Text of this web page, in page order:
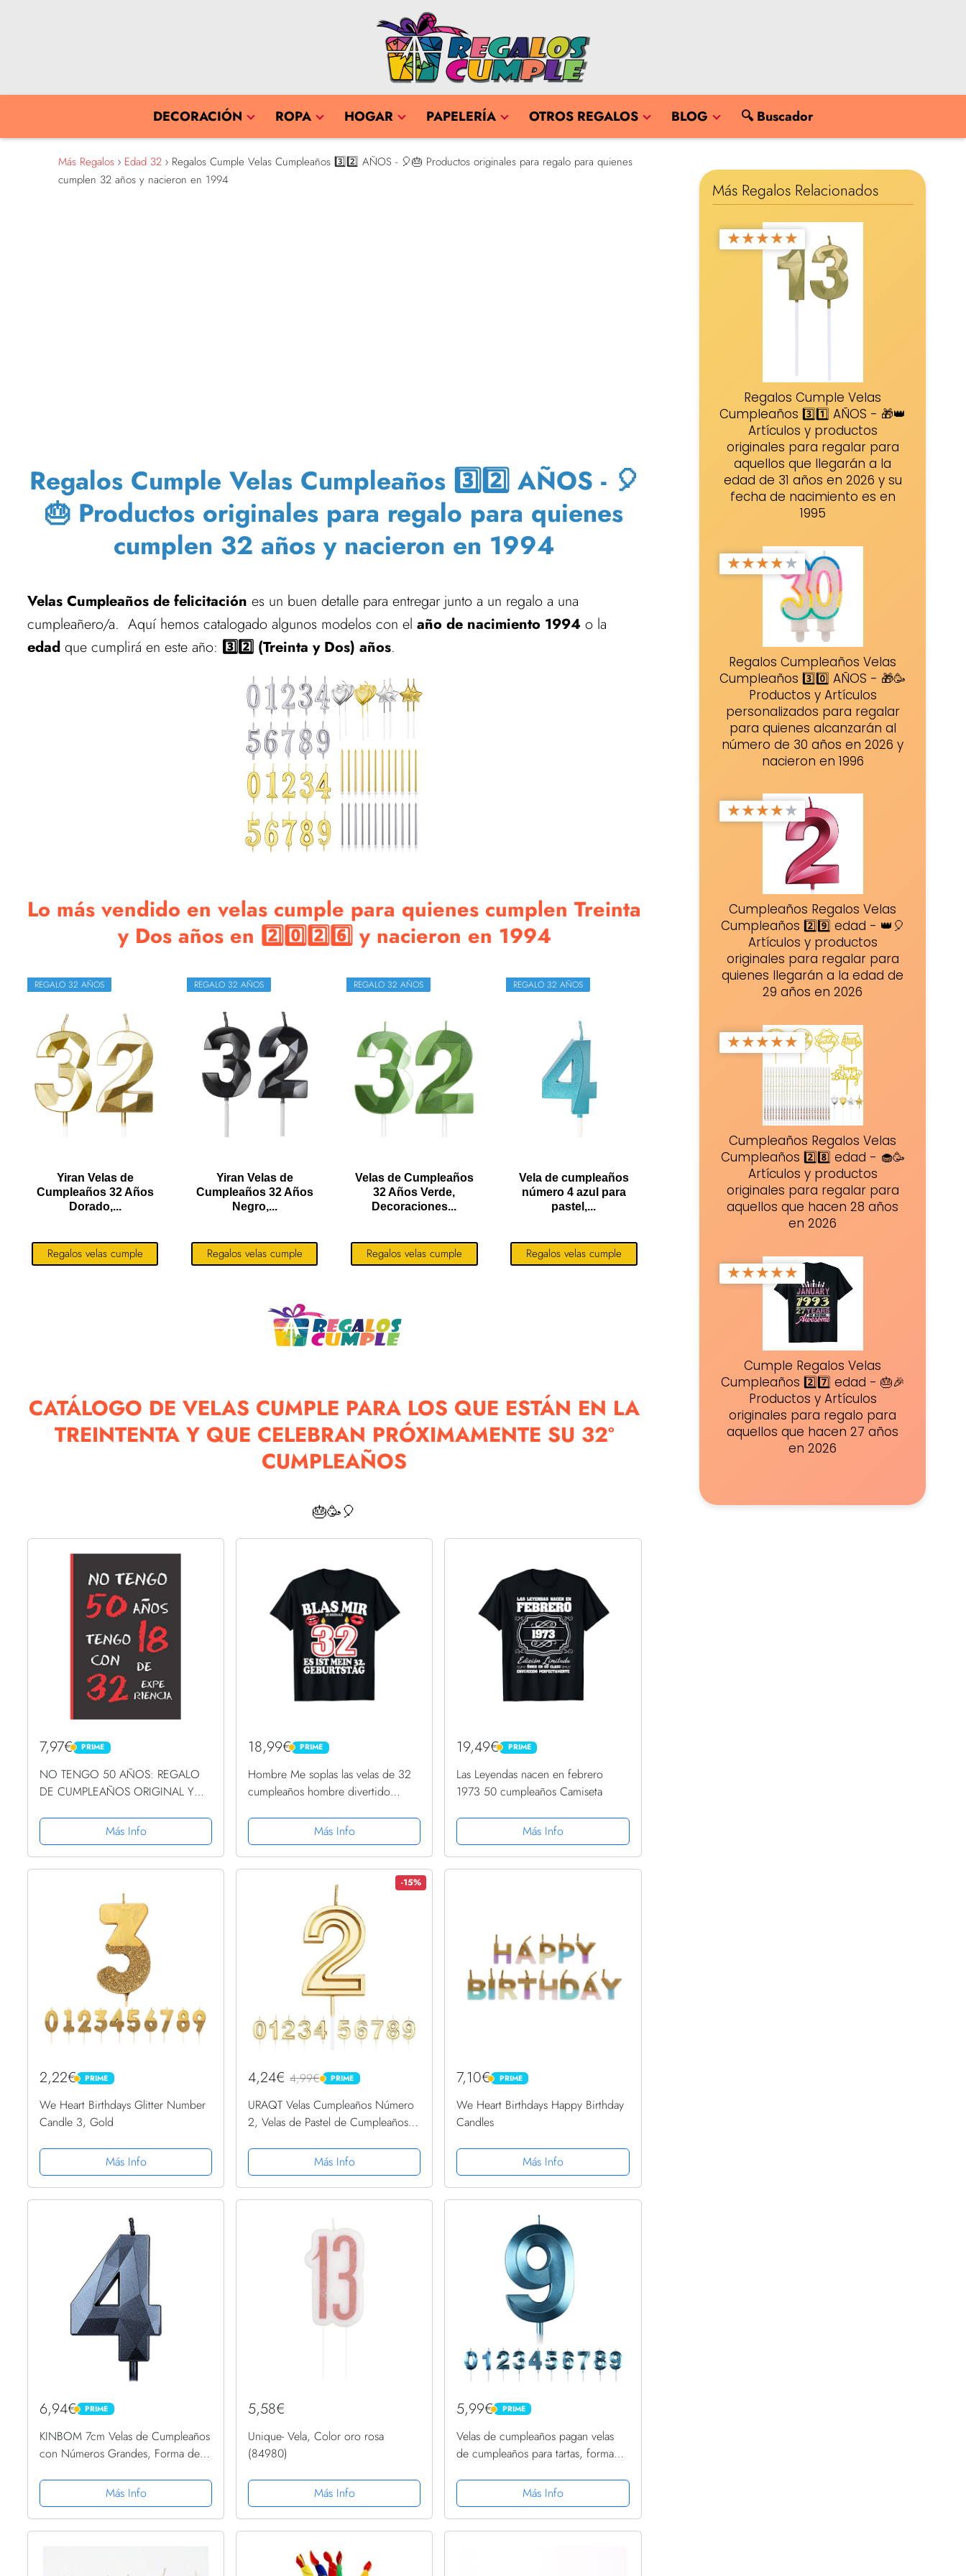
DECORACIÓN ROPA HOGAR PAPELERÍA OTROS REGALOS BLOG 🔍 Buscador
Más Regalos Edad 32
Regalos Cumple Velas Cumpleaños 3️⃣2️⃣ AÑOS - 🎈🎂 Productos originales para regalo para quienes
cumplen 32 años y nacieron en 1994
Regalos Cumple Velas Cumpleaños 3️⃣2️⃣ AÑOS - 🎈
🎂 Productos originales para regalo para quienes
cumplen 32 años y nacieron en 1994
Velas Cumpleaños de felicitación es un buen detalle para entregar junto a un regalo a una
cumpleañero/a. Aquí hemos catalogado algunos modelos con el año de nacimiento 1994 o la
edad que cumplirá en este año: 3️⃣2️⃣ (Treinta y Dos) años.
Lo más vendido en velas cumple para quienes cumplen Treinta
y Dos años en 2️⃣0️⃣2️⃣6️⃣ y nacieron en 1994
REGALO 32 AÑOS
Yiran Velas de
Cumpleaños 32 Años
Dorado,...
Regalos velas cumple
REGALO 32 AÑOS
Yiran Velas de
Cumpleaños 32 Años
Negro,...
Regalos velas cumple
REGALO 32 AÑOS
Velas de Cumpleaños
32 Años Verde,
Decoraciones...
Regalos velas cumple
REGALO 32 AÑOS
Vela de cumpleaños
número 4 azul para
pastel,...
Regalos velas cumple
CATÁLOGO DE VELAS CUMPLE PARA LOS QUE ESTÁN EN LA
TREINTENTA Y QUE CELEBRAN PRÓXIMAMENTE SU 32º
CUMPLEAÑOS
🎂🥳🎈
7,97€ PRIME
PRIME
NO TENGO 50 AÑOS: REGALO
DE CUMPLEAÑOS ORIGINAL Y
DE NOTAS, APUNTES O AGENDA.
Más Info
18,99€ PRIME
PRIME
Hombre Me soplas las velas de 32
cumpleaños hombre divertido
Más Info
19,49€ PRIME
PRIME
Las Leyendas nacen en febrero
1973 50 cumpleaños Camiseta
Más Info
2,22€ PRIME
PRIME
We Heart Birthdays Glitter Number
Candle 3, Gold
Más Info
-15%
4,24€4,99€ PRIME
PRIME
URAQT Velas Cumpleaños Número
2, Velas de Pastel de Cumpleaños,
Cumpleaños/Aniversario de
Bodas/Fiesta de Graduación,
Número 0-9 para Elegir…
Más Info
7,10€ PRIME
PRIME
We Heart Birthdays Happy Birthday
Candles
Más Info
6,94€ PRIME
PRIME
KINBOM 7cm Velas de Cumpleaños
con Números Grandes, Forma de
Numeros Decoración para Tartas
para Bodas Aniversarios Fiestas
de...
Más Info
5,58€
Unique- Vela, Color oro rosa
(84980)
Más Info
5,99€ PRIME
PRIME
Velas de cumpleaños pagan velas
de cumpleaños para tartas, forma
4, 5, 6, 7, 8, 9, decoración de
decoración de pastel...
Más Info
Más Regalos Relacionados
★★★★★
Regalos Cumple Velas
Cumpleaños 3️⃣1️⃣ AÑOS - 🎁👑
Artículos y productos
originales para regalar para
aquellos que llegarán a la
edad de 31 años en 2026 y su
fecha de nacimiento es en
1995
★★★★★
Regalos Cumpleaños Velas
Cumpleaños 3️⃣0️⃣ AÑOS - 🎁🥳
Productos y Artículos
personalizados para regalar
para quienes alcanzarán al
número de 30 años en 2026 y
nacieron en 1996
★★★★★
Cumpleaños Regalos Velas
Cumpleaños 2️⃣9️⃣ edad - 👑🎈
Artículos y productos
originales para regalar para
quienes llegarán a la edad de
29 años en 2026
★★★★★
Cumpleaños Regalos Velas
Cumpleaños 2️⃣8️⃣ edad - 🧁🥳
Artículos y productos
originales para regalar para
aquellos que hacen 28 años
en 2026
★★★★★
Cumple Regalos Velas
Cumpleaños 2️⃣7️⃣ edad - 🎂🎉
Productos y Artículos
originales para regalo para
aquellos que hacen 27 años
en 2026